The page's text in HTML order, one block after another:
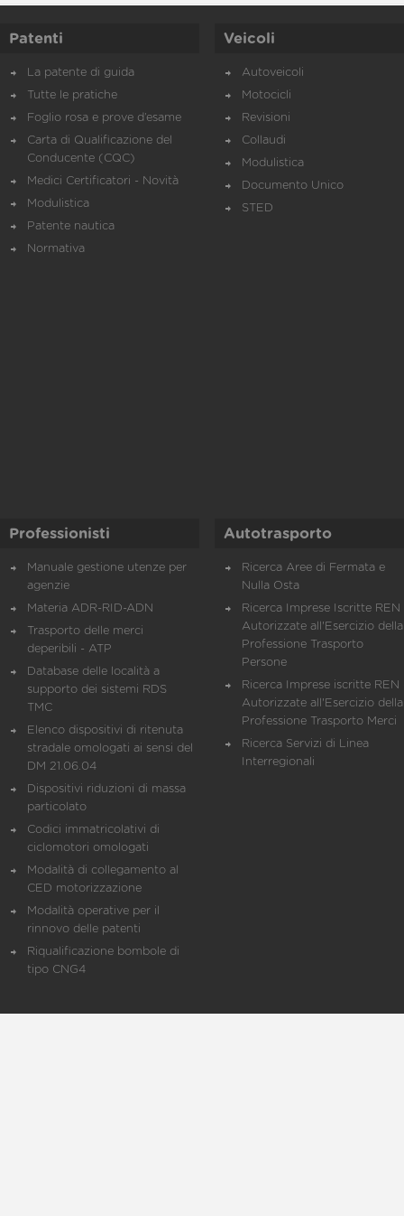
Patenti
La patente di guida
Tutte le pratiche
Foglio rosa e prove d’esame
Carta di Qualificazione del
Conducente (CQC)
Medici Certificatori - Novità
Modulistica
Patente nautica
Normativa
Veicoli
Autoveicoli
Motocicli
Revisioni
Collaudi
Modulistica
Documento Unico
STED
Professionisti
Manuale gestione utenze per
agenzie
Materia ADR-RID-ADN
Trasporto delle merci
deperibili - ATP
Database delle località a
supporto dei sistemi RDS
TMC
Elenco dispositivi di ritenuta
stradale omologati ai sensi del
DM 21.06.04
Dispositivi riduzioni di massa
particolato
Codici immatricolativi di
ciclomotori omologati
Modalità di collegamento al
CED motorizzazione
Modalità operative per il
rinnovo delle patenti
Riqualificazione bombole di
tipo CNG4
Autotrasporto
Ricerca Aree di Fermata e
Nulla Osta
Ricerca Imprese Iscritte REN
Autorizzate all'Esercizio della
Professione Trasporto
Persone
Ricerca Imprese iscritte REN
Autorizzate all'Esercizio della
Professione Trasporto Merci
Ricerca Servizi di Linea
Interregionali